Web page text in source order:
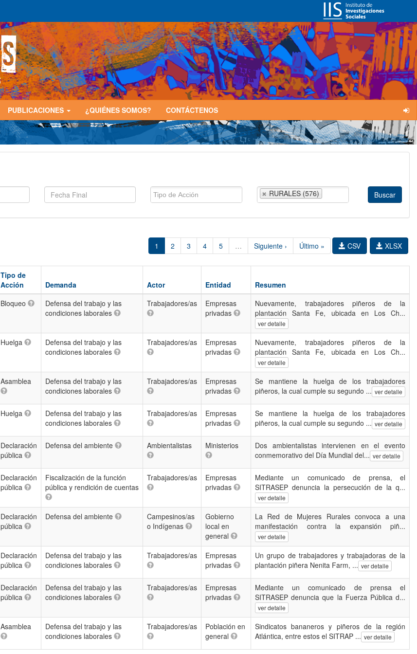
PUBLICACIONES ¿QUIÉNES SOMOS? CONTÁCTENOS
RURALES (576)
1 2 3 4 5 … Siguiente › Último » XLSX
CSV
Tipo de
Acción
Demanda Actor Entidad
Resumen
Bloqueo
Defensa del trabajo y las
condiciones laborales
Trabajadores/as
Empresas
privadas
Nuevamente, trabajadores piñeros de la
plantación Santa Fe, ubicada en Los Ch...
ver detalle
Huelga
Defensa del trabajo y las
condiciones laborales
Trabajadores/as
Empresas
privadas
Nuevamente, trabajadores piñeros de la
plantación Santa Fe, ubicada en Los Ch...
ver detalle
Asamblea
Defensa del trabajo y las
condiciones laborales
Trabajadores/as
Empresas
privadas
Se mantiene la huelga de los trabajadores
piñeros, la cual cumple su segundo ... ver detalle
Huelga
Defensa del trabajo y las
condiciones laborales
Trabajadores/as
Empresas
privadas
Se mantiene la huelga de los trabajadores
piñeros, la cual cumple su segundo ... ver detalle
Declaración
pública
Defensa del ambiente Ambientalistas Ministerios
Dos ambientalistas intervienen en el evento
conmemorativo del Día Mundial del... ver detalle
Declaración
pública
Fiscalización de la función
pública y rendición de cuentas
Trabajadores/as
Empresas
privadas
Mediante un comunicado de prensa, el
SITRASEP denuncia la persecución de la q...
ver detalle
Declaración
pública
Defensa del ambiente
Campesinos/as
o Indígenas
Gobierno
local en
general
La Red de Mujeres Rurales convoca a una
manifestación contra la expansión piñ...
ver detalle
Declaración
pública
Defensa del trabajo y las
condiciones laborales
Trabajadores/as
Empresas
privadas
Un grupo de trabajadores y trabajadoras de la
plantación piñera Nenita Farm, ... ver detalle
Declaración
pública
Defensa del trabajo y las
condiciones laborales
Trabajadores/as
Empresas
privadas
Mediante un comunicado de prensa el
SITRASEP denuncia que la Fuerza Pública d...
ver detalle
Asamblea
Defensa del trabajo y las
condiciones laborales
Trabajadores/as
Población en
general
Sindicatos bananeros y piñeros de la región
Atlántica, entre estos el SITRAP ... ver detalle